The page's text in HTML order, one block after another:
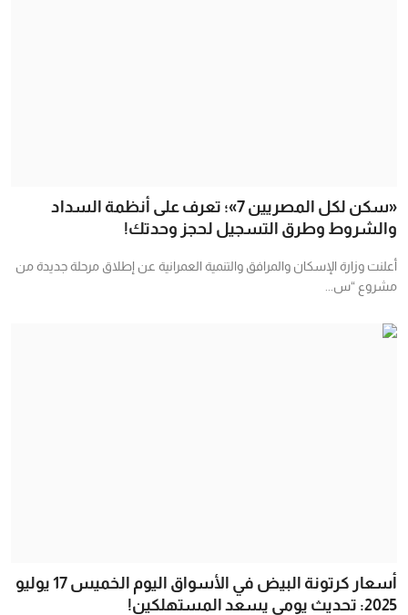
«سكن لكل المصريين 7»؛ تعرف على أنظمة السداد
والشروط وطرق التسجيل لحجز وحدتك!
أعلنت وزارة الإسكان والمرافق والتنمية العمرانية عن إطلاق مرحلة جديدة من
مشروع “س...
أسعار كرتونة البيض في الأسواق اليوم الخميس 17 يوليو
2025: تحديث يومي يسعد المستهلكين!